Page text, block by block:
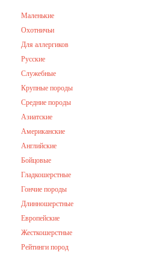
Маленькие
Охотничьи
Для аллергиков
Русские
Служебные
Крупные породы
Средние породы
Азиатские
Американские
Английские
Бойцовые
Гладкошерстные
Гончие породы
Длинношерстные
Европейские
Жесткошерстные
Рейтинги пород